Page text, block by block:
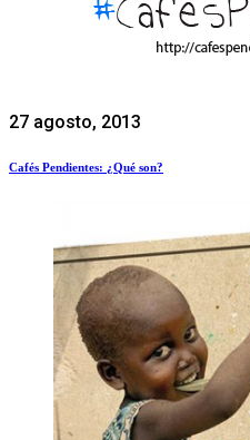
27 agosto, 2013
Cafés Pendientes: ¿Qué son?